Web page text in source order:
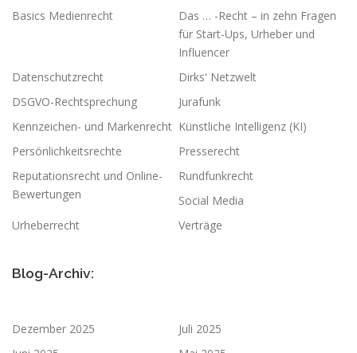
Basics Medienrecht
Das … -Recht – in zehn Fragen
für Start-Ups, Urheber und
Influencer
Datenschutzrecht
Dirks' Netzwelt
DSGVO-Rechtsprechung
Jurafunk
Kennzeichen- und Markenrecht Künstliche Intelligenz (KI)
Persönlichkeitsrechte
Presserecht
Reputationsrecht und Online-
Bewertungen
Rundfunkrecht
Social Media
Urheberrecht
Verträge
Blog-Archiv:
Dezember 2025
Juli 2025